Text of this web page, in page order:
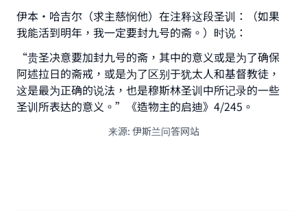
伊本·哈吉尔（求主慈悯他）在注释这段圣训：（如果
我能活到明年，我一定要封九号的斋。）时说：
“贵圣决意要加封九号的斋，其中的意义或是为了确保
阿述拉日的斋戒，或是为了区别于犹太人和基督教徒，
这是最为正确的说法，也是穆斯林圣训中所记录的一些
圣训所表达的意义。”《造物主的启迪》4/245。
来源: 伊斯兰问答网站